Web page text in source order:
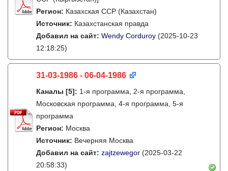
Регион: Казахская ССР (Казахстан)
Источник: Казахстанская правда
Добавил на сайт: Wendy Corduroy (2025-10-23
12:18:25)
31-03-1986 - 06-04-1986
Каналы [5]: 1-я программа, 2-я программа,
Московская программа, 4-я программа, 5-я
программа
Регион: Москва
Источник: Вечерняя Москва
Добавил на сайт: zajtzewegor (2025-03-22
20:58:33)